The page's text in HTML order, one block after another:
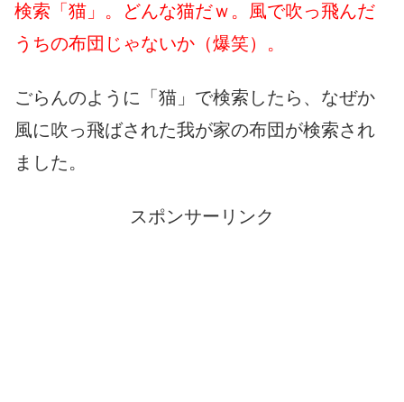
検索「猫」。どんな猫だｗ。風で吹っ飛んだ
うちの布団じゃないか（爆笑）。
ごらんのように「猫」で検索したら、なぜか
風に吹っ飛ばされた我が家の布団が検索され
ました。
スポンサーリンク